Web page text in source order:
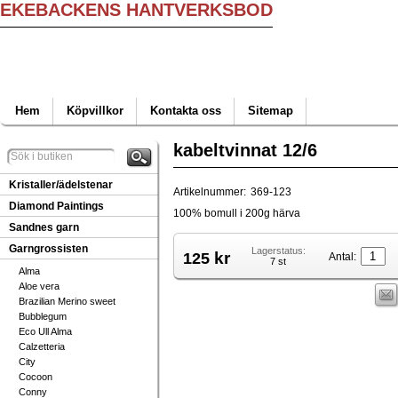
EKEBACKENS HANTVERKSBOD
Hem Köpvillkor Kontakta oss Sitemap
Kristaller/ädelstenar
Diamond Paintings
Sandnes garn
Garngrossisten
Alma
Aloe vera
Brazilian Merino sweet
Bubblegum
Eco Ull Alma
Calzetteria
City
Cocoon
Conny
kabeltvinnat 12/6
Artikelnummer: 369-123
100% bomull i 200g härva
125 kr
Lagerstatus:
7 st
Antal: